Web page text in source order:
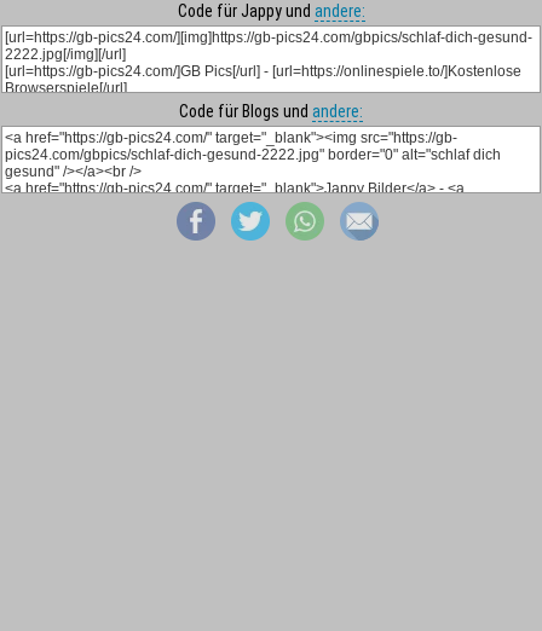
Code für Jappy und andere:
Code für Blogs und andere: